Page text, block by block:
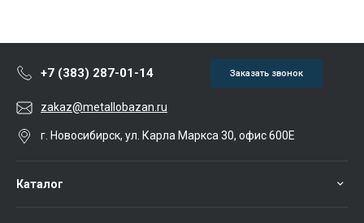
+7 (383) 287-01-14 Заказать звонок
zakaz@metallobazan.ru
г. Новосибирск, ул. Карла Маркса 30, офис 600Е
Каталог